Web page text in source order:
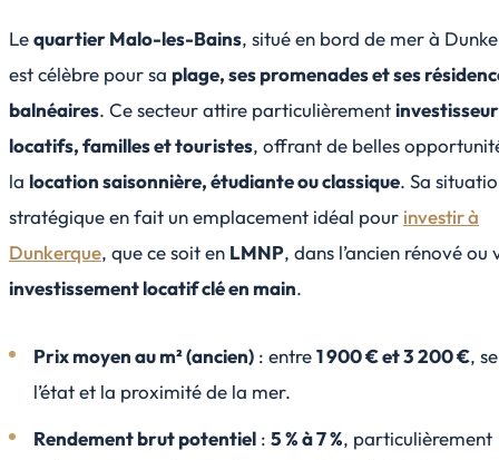
Lequartier Malo-les-Bains, situé en bord de mer à
est célèbre pour sa plage, ses promenades et ses
balnéaires. Ce secteur attire particulièrement
locatifs, familles et touristes, offrant de belles
la location saisonnière, étudiante ou classique. Sa
stratégique en fait un emplacement idéal pour investir à
Dunkerque, que ce soit en LMNP, dans l’ancien rénové ou
investissement locatif clé en main.
Prix moyen au m² (ancien) : entre1 900 € et 3 200 €,
l’état et la proximité de la mer.
Rendement brut potentiel :5 % à 7 %, particulièrement